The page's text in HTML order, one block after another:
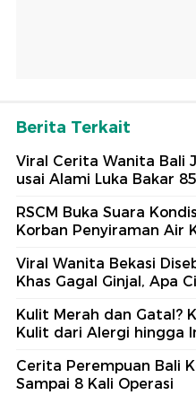
Berita Terkait
Viral Cerita Wanita Bali
usai Alami Luka Bakar
RSCM Buka Suara
Korban Penyiraman Air
Viral Wanita Bekasi
Khas Gagal Ginjal, Apa
Kulit Merah dan Gatal?
Kulit dari Alergi hingga
Cerita Perempuan Bali
Sampai 8 Kali Operasi